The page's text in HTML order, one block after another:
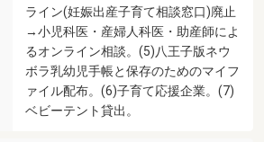
ライン(妊娠出産子育て相談窓口)廃止
→小児科医・産婦人科医・助産師によ
るオンライン相談。(5)八王子版ネウ
ボラ乳幼児手帳と保存のためのマイフ
ァイル配布。(6)子育て応援企業。(7)
ベビーテント貸出。